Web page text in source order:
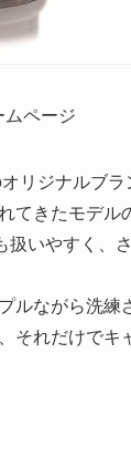
ページ
リジナルブ
てきたモデル
いやすく、
ながら洗練
それだけでキ